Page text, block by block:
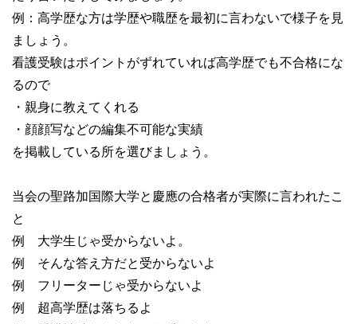
例：高学歴な方は学歴や職歴を最初に言わないで様子を見
ましょう。
看護受験はポイントがずれていれば高学歴でも不合格にな
るので
・親身に教えてくれる
・顔顔写などの編集不可能な実績
を掲載している所を選びましょう。
当会の聖路加国際大学と慶應の合格者が実際に言われたこ
と
例 大学生じゃ受からないよ。
例 そんな答え方だと受からないよ
例 フリーターじゃ受からないよ
例 超高学歴は落ちるよ